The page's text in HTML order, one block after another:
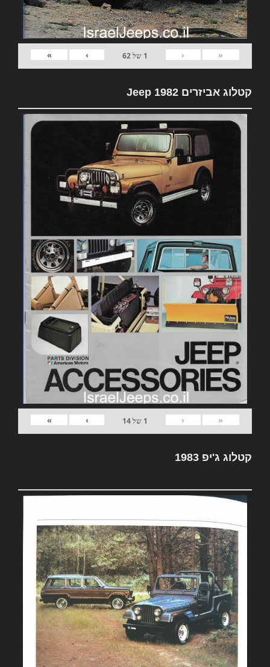
«
‹
1 של62
›
»
קטלוג אביזרים 1982 Jeep
«
‹
1 של14
›
»
קטלוג ג'יפ 1983